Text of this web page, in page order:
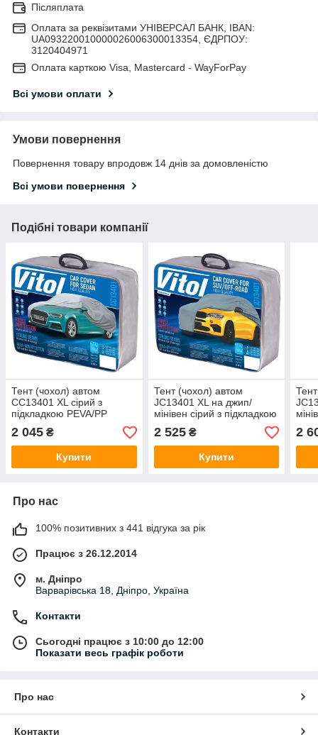
Післяплата
Оплата за реквізитами УНІВЕРСАЛ БАНК, IBAN:
UA093220010000026006300013354, ЄДРПОУ:
3120404971
Оплата карткою Visa, Mastercard - WayForPay
Всі умови оплати
Умови повернення
Повернення товару впродовж 14 днів за домовленістю
Всі умови повернення
Подібні товари компанії
Тент (чохол) автом
CC13401 XL сірий з
підкладкою PEVA/PP
2 045 ₴
Купити
Тент (чохол) автом
JC13401 XL на джип/
мінівен сірий з підкладкою
482х196х145 к.з.
2 525₴
Купити
2
Про нас
100% позитивних з 441 відгука за рік
Працює з 26.12.2014
м. Дніпро
Варварівська 18, Дніпро, Україна
Контакти
Сьогодні працює з 10:00 до 12:00
Показати весь графік роботи
Про нас
Контакти